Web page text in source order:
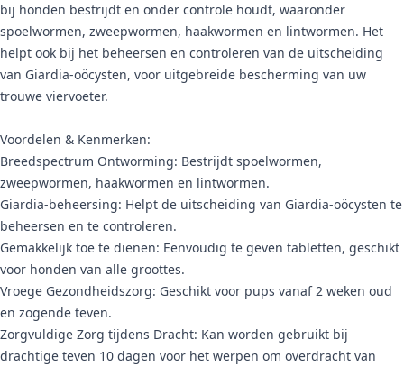
bij honden bestrijdt en onder controle houdt, waaronder
spoelwormen, zweepwormen, haakwormen en lintwormen. Het
helpt ook bij het beheersen en controleren van de uitscheiding
van Giardia-oöcysten, voor uitgebreide bescherming van uw
trouwe viervoeter.
Voordelen & Kenmerken:
Breedspectrum Ontworming: Bestrijdt spoelwormen,
zweepwormen, haakwormen en lintwormen.
Giardia-beheersing: Helpt de uitscheiding van Giardia-oöcysten te
beheersen en te controleren.
Gemakkelijk toe te dienen: Eenvoudig te geven tabletten, geschikt
voor honden van alle groottes.
Vroege Gezondheidszorg: Geschikt voor pups vanaf 2 weken oud
en zogende teven.
Zorgvuldige Zorg tijdens Dracht: Kan worden gebruikt bij
drachtige teven 10 dagen voor het werpen om overdracht van